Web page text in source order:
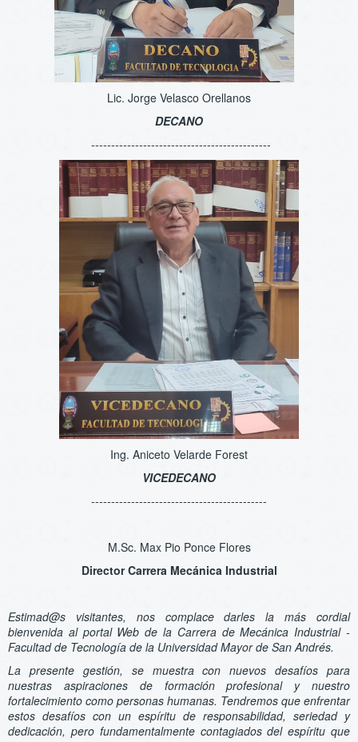
Lic. Jorge Velasco Orellanos
DECANO
---------------------------------------------
Ing. Aniceto Velarde Forest
VICEDECANO
--------------------------------------------
M.Sc. Max Pio Ponce Flores
Director Carrera Mecánica Industrial
Estimad@s visitantes, nos complace darles la más cordial
bienvenida al portal Web de la Carrera de Mecánica Industrial -
Facultad de Tecnología de la Universidad Mayor de San Andrés.
La presente gestión, se muestra con nuevos desafíos para
nuestras aspiraciones de formación profesional y nuestro
fortalecimiento como personas humanas. Tendremos que enfrentar
estos desafíos con un espíritu de responsabilidad, seriedad y
dedicación, pero fundamentalmente contagiados del espíritu que